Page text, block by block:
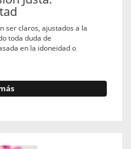
ser claros, ajustados a la
toda duda de
en la idoneidad o